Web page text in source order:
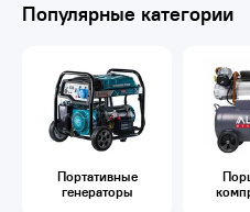
Популярные категории
Портативные
генераторы